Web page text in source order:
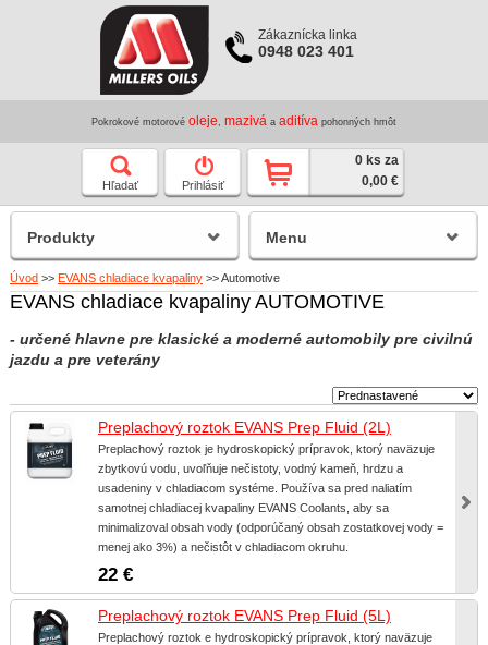
Zákaznícka linka
0948 023 401
Pokrokové motorové oleje mazivá a aditíva pohonných hmôt
Hľadať Prihlásiť
0 ks za
0,00 €
Úvod >> EVANS chladiace kvapaliny >>Automotive
EVANS chladiace kvapaliny AUTOMOTIVE
- určené hlavne pre klasické a moderné automobily pre civilnú
jazdu a pre veterány
Preplachový roztok EVANS Prep Fluid (2L)
Preplachový roztok je hydroskopický prípravok, ktorý naväzuje
zbytkovú vodu, uvoľňuje nečistoty, vodný kameň, hrdzu a
usadeniny v chladiacom systéme. Používa sa pred naliatím
samotnej chladiacej kvapaliny EVANS Coolants, aby sa
minimalizoval obsah vody (odporúčaný obsah zostatkovej vody =
menej ako 3%) a nečistôt v chladiacom okruhu.
22 €
Preplachový roztok EVANS Prep Fluid (5L)
Preplachový roztok e hydroskopický prípravok, ktorý naväzuje
Produkty Menu